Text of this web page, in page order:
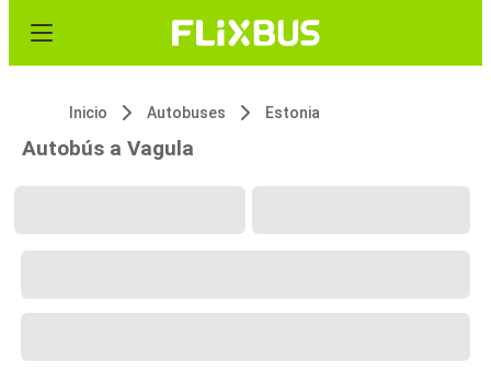
Inicio Autobuses Estonia
Autobús a Vagula